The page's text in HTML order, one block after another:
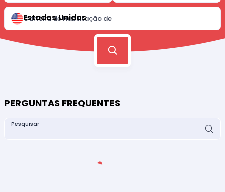
Carteira de Habilitação de
Estados Unidos
PERGUNTAS FREQUENTES
Pesquisar